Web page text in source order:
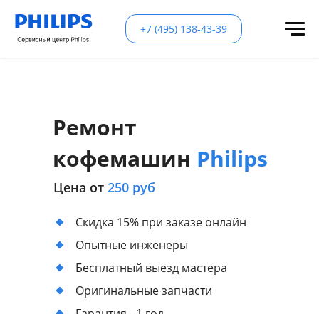
+7 (495) 138-43-39
Ремонт
кофемашин Philips
Цена от 250 руб
Скидка 15% при заказе онлайн
Опытные инженеры
Бесплатный выезд мастера
Оригинальные запчасти